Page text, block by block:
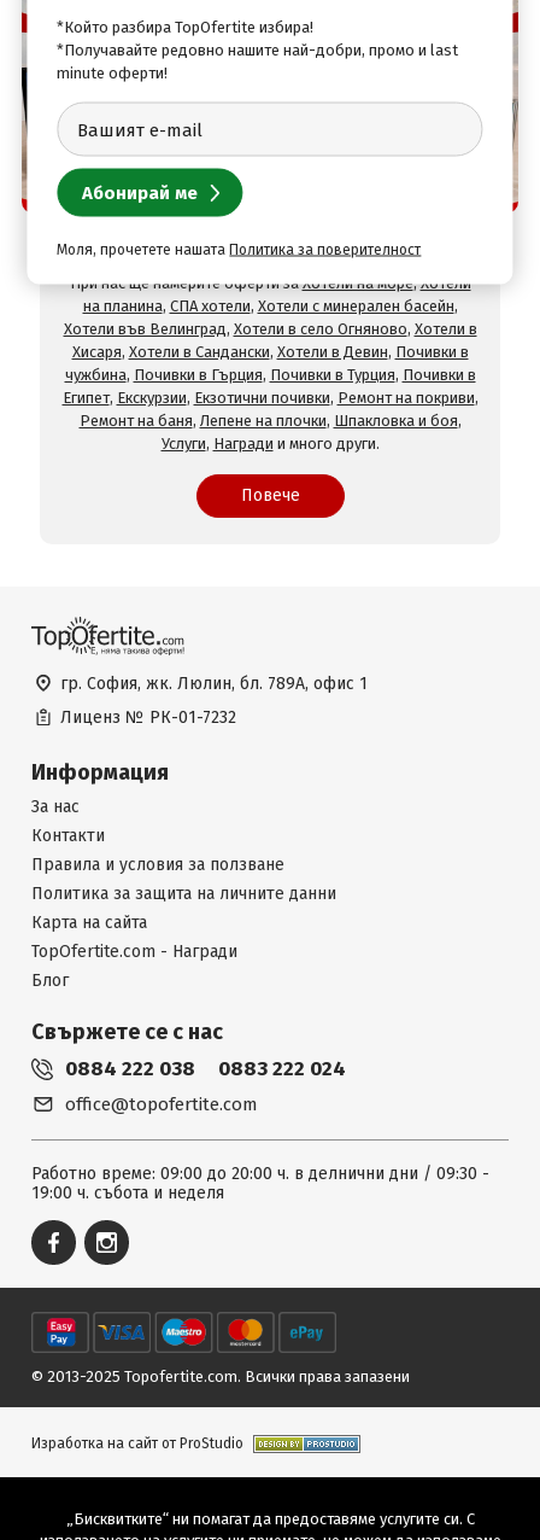
Защо да изберете нас
за почивки и услуги с отстъпки
При нас ще намерите оферти заХотели на море,Хотели
на планина, СПА хотели, Хотели с минерален басейн,
Хотели във Велинград, Хотели в село Огняново, Хотели в
Хисаря, Хотели в Сандански, Хотели в Девин, Почивки в
чужбина, Почивки в Гърция, Почивки в Турция, Почивки в
Египет, Екскурзии, Екзотични почивки, Ремонт на покриви,
Ремонт на баня, Лепене на плочки, Шпакловка и боя,
Услуги, Награди и много други.
Повече
гр. София, жк. Люлин, бл. 789А, офис 1
Лиценз № РК-01-7232
Информация
За нас
Контакти
Правила и условия за ползване
Политика за защита на личните данни
Карта на сайта
TopOfertite.com - Награди
Блог
Свържете се с нас
0884 222 038 0883 222 024
office@topofertite.com
Работно време: 09:00 до 20:00 ч. в делнични дни / 09:30 -
19:00 ч. събота и неделя
© 2013-2025 Topofertite.com. Всички права запазени
Изработка на сайт от ProStudio
*Който разбира TopOfertite избира!
*Получавайте редовно нашите най-добри, промо и last
minute оферти!
Моля, прочетете нашатаПолитика за поверителност
„Бисквитките“ ни помагат да предоставяме услугите си. С